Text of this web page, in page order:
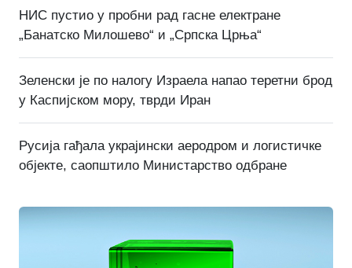
НИС пустио у пробни рад гасне електране
„Банатско Милошево“ и „Српска Црња“
Зеленски је по налогу Израела напао теретни брод
у Каспијском мору, тврди Иран
Русија гађала украјински аеродром и логистичке
објекте, саопштило Министарство одбране